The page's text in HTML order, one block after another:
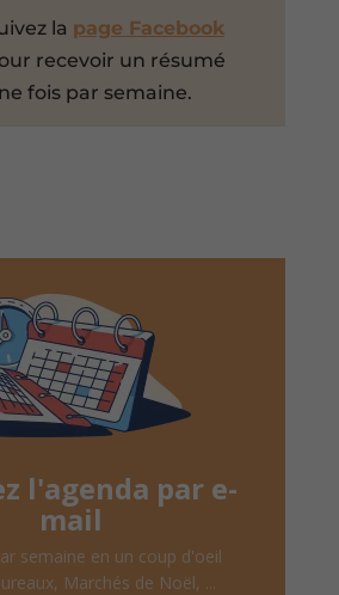
la page Facebook
recevoir un résumé
fois par semaine.
l'agenda par e-
mail
semaine en un coup d'oeil
Marchés de Noël, ...